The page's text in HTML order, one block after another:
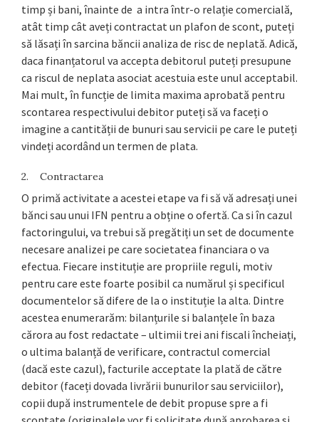
timp și bani, înainte de a intra într-o relație comercială,
atât timp cât aveți contractat un plafon de scont, puteți
să lăsați în sarcina băncii analiza de risc de neplată. Adică,
daca finanțatorul va accepta debitorul puteți presupune
ca riscul de neplata asociat acestuia este unul acceptabil.
Mai mult, în funcție de limita maxima aprobată pentru
scontarea respectivului debitor puteți să va faceți o
imagine a cantității de bunuri sau servicii pe care le puteți
vindeți acordând un termen de plata.
2. Contractarea
O primă activitate a acestei etape va fi să vă adresați unei
bănci sau unui IFN pentru a obține o ofertă. Ca si în cazul
factoringului, va trebui să pregătiți un set de documente
necesare analizei pe care societatea financiara o va
efectua. Fiecare instituție are propriile reguli, motiv
pentru care este foarte posibil ca numărul și specificul
documentelor să difere de la o instituție la alta. Dintre
acestea enumerarăm: bilanțurile si balanțele în baza
cărora au fost redactate – ultimii trei ani fiscali încheiați,
o ultima balanță de verificare, contractul comercial
(dacă este cazul), facturile acceptate la plată de către
debitor (faceți dovada livrării bunurilor sau serviciilor),
copii după instrumentele de debit propuse spre a fi